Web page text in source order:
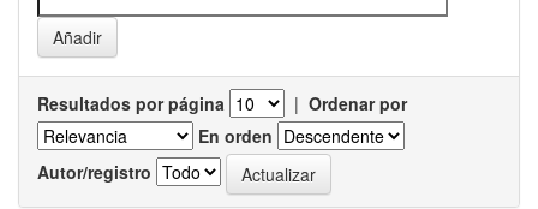
Resultados por página | Ordenar por
En orden
Autor/registro